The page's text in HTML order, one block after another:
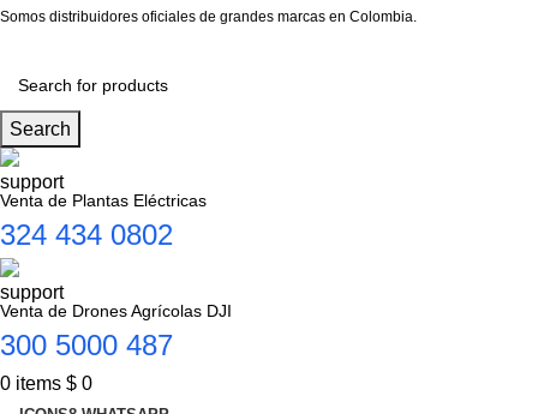
Somos distribuidores oficiales de grandes marcas en Colombia.
Search
Venta de Plantas Eléctricas
324 434 0802
Venta de Drones Agrícolas DJI
300 5000 487
0 items $ 0